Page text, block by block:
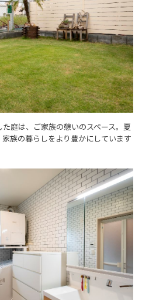
庭は、ご家族の憩いのスペース。夏
族の暮らしをより豊かにしています